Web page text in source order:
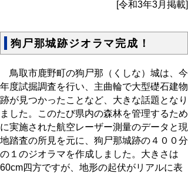
[令和3年3月掲載]
狗尸那城跡ジオラマ完成！
鳥取市鹿野町の狗尸那（くしな）城は、今
年度試掘調査を行い、主曲輪で大型礎石建物
跡が見つかったことなど、大きな話題となり
ました。このたび県内の森林を管理するため
に実施された航空レーザー測量のデータと現
地踏査の所見を元に、狗尸那城跡の４００分
の １ のジオラマを作成しました。大きさは
60cm四方ですが、地形の起伏がリアルに表